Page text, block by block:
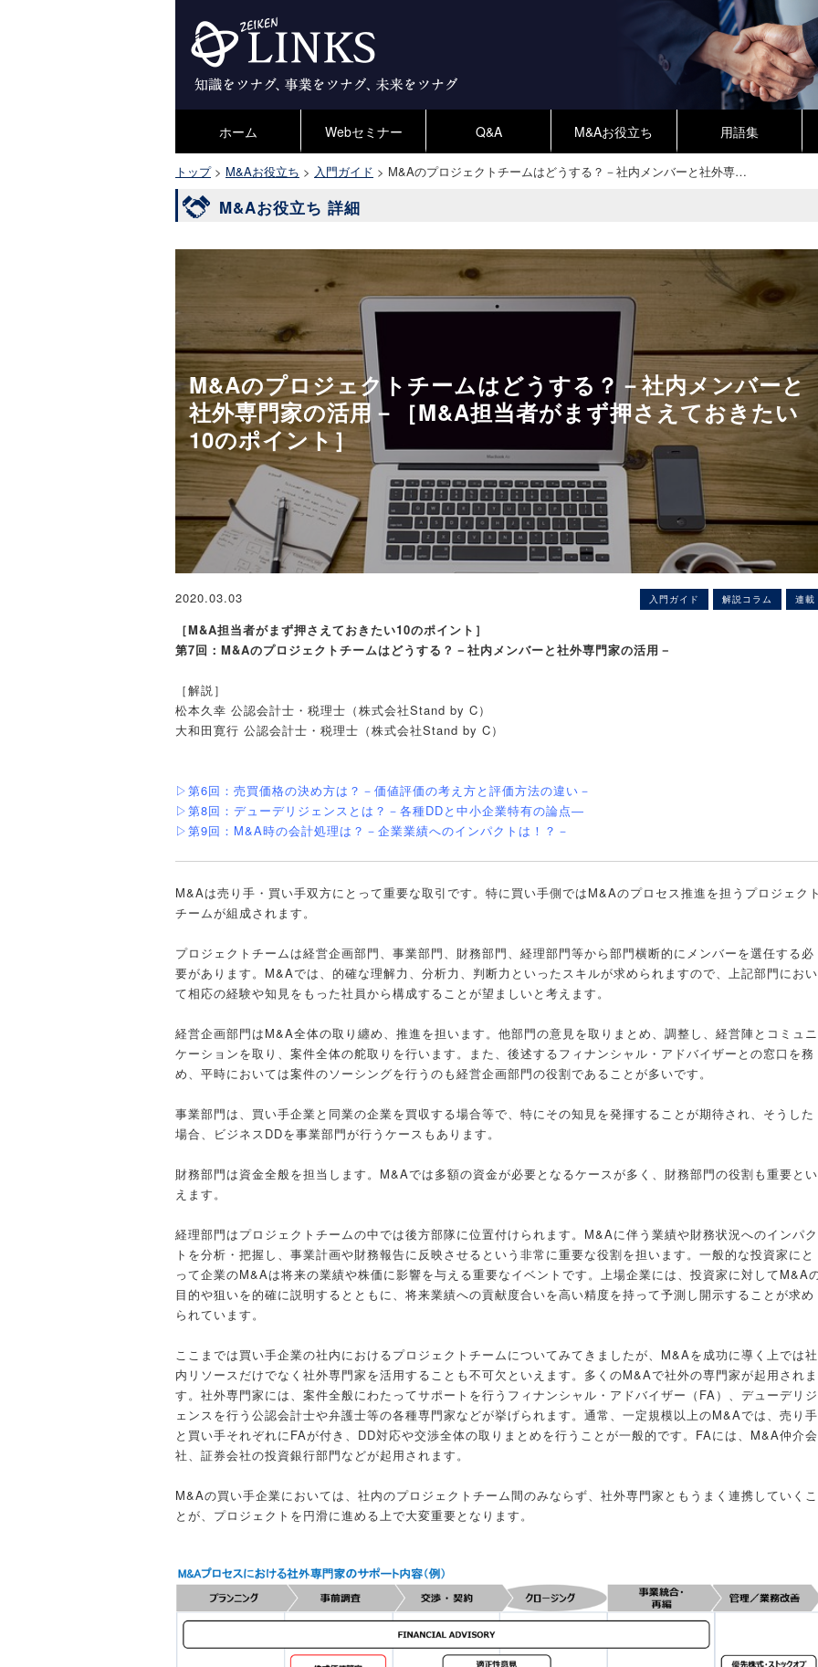
ホーム Webセミナー Q&A M&Aお役立ち 用語集
トップ> M&Aお役立ち > 入門ガイド > M&Aのプロジェクトチームはどうする？－社内メンバーと社外専…
M&Aお役立ち 詳細
M&Aのプロジェクトチームはどうする？－社内メンバーと
社外専門家の活用－［M&A担当者がまず押さえておきたい
10のポイント］
2020.03.03 入門ガイド 解説コラム 連載
［M&A担当者がまず押さえておきたい10のポイント］
第7回：M&Aのプロジェクトチームはどうする？－社内メンバーと社外専門家の活用－
［解説］
松本久幸 公認会計士・税理士（株式会社Stand by C）
大和田寛行 公認会計士・税理士（株式会社Stand by C）
▷第6回：売買価格の決め方は？－価値評価の考え方と評価方法の違い－
▷第8回：デューデリジェンスとは？－各種DDと中小企業特有の論点―
▷第9回：M&A時の会計処理は？－企業業績へのインパクトは！？－
M&Aは売り手・買い手双方にとって重要な取引です。特に買い手側ではM&Aのプロセス推進を担うプロジェク
チームが組成されます。
プロジェクトチームは経営企画部門、事業部門、財務部門、経理部門等から部門横断的にメンバーを選任する必
要があります。M&Aでは、的確な理解力、分析力、判断力といったスキルが求められますので、上記部門におい
て相応の経験や知見をもった社員から構成することが望ましいと考えます。
経営企画部門はM&A全体の取り纏め、推進を担います。他部門の意見を取りまとめ、調整し、経営陣とコミュニ
ケーションを取り、案件全体の舵取りを行います。また、後述するフィナンシャル・アドバイザーとの窓口を務
め、平時においては案件のソーシングを行うのも経営企画部門の役割であることが多いです。
事業部門は、買い手企業と同業の企業を買収する場合等で、特にその知見を発揮することが期待され、そうした
場合、ビジネスDDを事業部門が行うケースもあります。
財務部門は資金全般を担当します。M&Aでは多額の資金が必要となるケースが多く、財務部門の役割も重要とい
えます。
経理部門はプロジェクトチームの中では後方部隊に位置付けられます。M&Aに伴う業績や財務状況へのインパク
トを分析・把握し、事業計画や財務報告に反映させるという非常に重要な役割を担います。一般的な投資家にと
って企業のM&Aは将来の業績や株価に影響を与える重要なイベントです。上場企業には、投資家に対してM&A
目的や狙いを的確に説明するとともに、将来業績への貢献度合いを高い精度を持って予測し開示することが求め
られています。
ここまでは買い手企業の社内におけるプロジェクトチームについてみてきましたが、M&Aを成功に導く上では社
内リソースだけでなく社外専門家を活用することも不可欠といえます。多くのM&Aで社外の専門家が起用されま
す。社外専門家には、案件全般にわたってサポートを行うフィナンシャル・アドバイザー（FA）、デューデリジ
ェンスを行う公認会計士や弁護士等の各種専門家などが挙げられます。通常、一定規模以上のM&Aでは、売り手
と買い手それぞれにFAが付き、DD対応や交渉全体の取りまとめを行うことが一般的です。FAには、M&A仲介会
社、証券会社の投資銀行部門などが起用されます。
M&Aの買い手企業においては、社内のプロジェクトチーム間のみならず、社外専門家ともうまく連携していくこ
とが、プロジェクトを円滑に進める上で大変重要となります。